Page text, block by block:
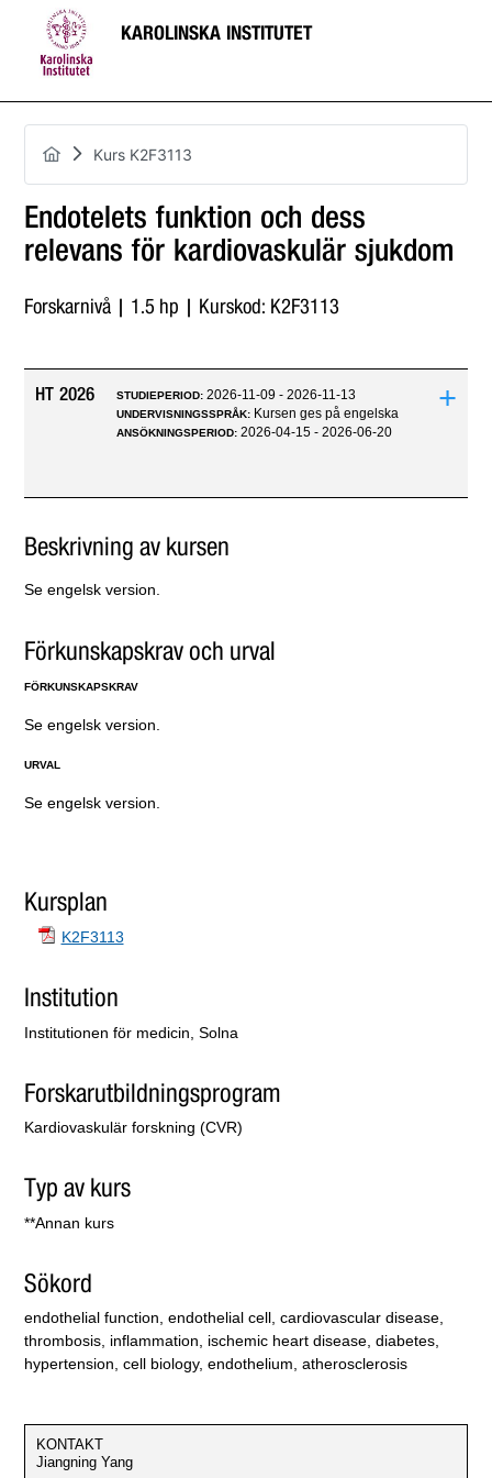
KAROLINSKA INSTITUTET
Kurs K2F3113
Endotelets funktion och dess
relevans för kardiovaskulär sjukdom
Forskarnivå | 1.5 hp | Kurskod: K2F3113
HT 2026 STUDIEPERIOD:2026-11-09 - 2026-11-13
UNDERVISNINGSSPRÅK: Kursen ges på engelska
ANSÖKNINGSPERIOD:2026-04-15 - 2026-06-20
+
Beskrivning av kursen
Se engelsk version.
Förkunskapskrav och urval
FÖRKUNSKAPSKRAV
Se engelsk version.
URVAL
Se engelsk version.
Kursplan
K2F3113
Institution
Institutionen för medicin, Solna
Forskarutbildningsprogram
Kardiovaskulär forskning (CVR)
Typ av kurs
**Annan kurs
Sökord
endothelial function, endothelial cell, cardiovascular disease,
thrombosis, inflammation, ischemic heart disease, diabetes,
hypertension, cell biology, endothelium, atherosclerosis
KONTAKT
Jiangning Yang